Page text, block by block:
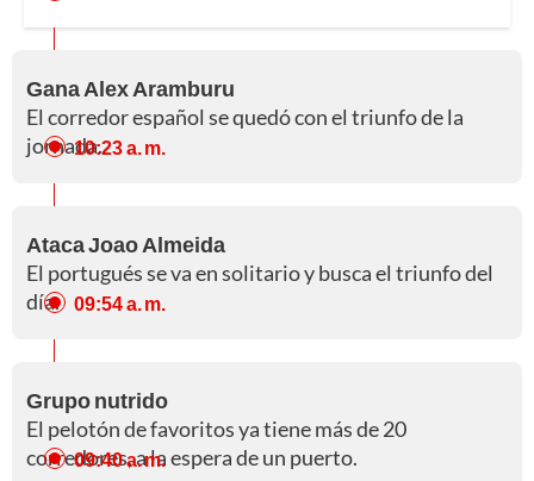
Gana Alex Aramburu
El corredor español se quedó con el triunfo de la
jornada.10:23 a. m.
Ataca Joao Almeida
El portugués se va en solitario y busca el triunfo del
día.
09:54 a. m.
Grupo nutrido
El pelotón de favoritos ya tiene más de 20
corredores, a la espera de un puerto.
09:40 a. m.